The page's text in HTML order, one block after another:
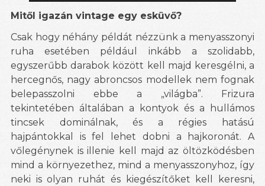
Mitől igazán vintage egy esküvő?
Csak hogy néhány példát nézzünk a menyasszonyi
ruha esetében például inkább a szolidabb,
egyszerűbb darabok között kell majd keresgélni, a
hercegnős, nagy abroncsos modellek nem fognak
belepasszolni ebbe a „világba”. Frizura
tekintetében általában a kontyok és a hullámos
tincsek dominálnak, és a régies hatású
hajpántokkal is fel lehet dobni a hajkoronát. A
vőlegénynek is illenie kell majd az öltözködésben
mind a környezethez, mind a menyasszonyhoz, így
neki is olyan ruhát és kiegészítőket kell keresni,